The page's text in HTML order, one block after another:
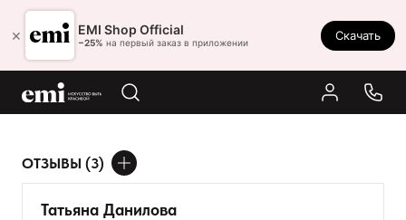
× EMI Shop Official
−25% на первый заказ в приложении
Скачать
Ростов-на-Дону
8 (800) 550-86-95
Каталог
Акции
Оплата и доставка
ОТЗЫВЫ (3)
ДОБАВИТЬ ОТЗЫВ
Татьяна Данилова